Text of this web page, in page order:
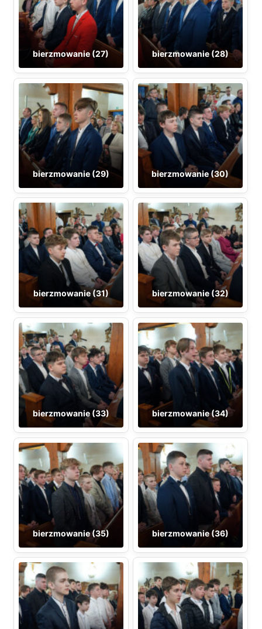
bierzmowanie (27) bierzmowanie (28)
bierzmowanie (29) bierzmowanie (30)
bierzmowanie (31) bierzmowanie (32)
bierzmowanie (33) bierzmowanie (34)
bierzmowanie (35) bierzmowanie (36)